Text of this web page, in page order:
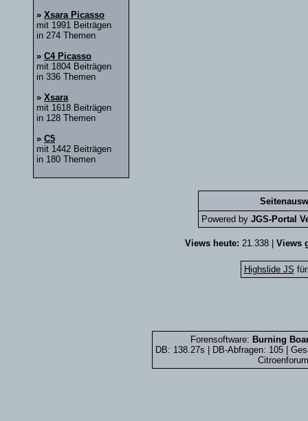
» Xsara Picasso
mit 1991 Beiträgen
in 274 Themen
» C4 Picasso
mit 1804 Beiträgen
in 336 Themen
» Xsara
mit 1618 Beiträgen
in 128 Themen
» C5
mit 1442 Beiträgen
in 180 Themen
Powered by JGS-Portal
Views heute: 21.338 | Views
Highslide JS
Forensoftware: Burning
DB: 138.27s | DB-Abfragen: 105 |